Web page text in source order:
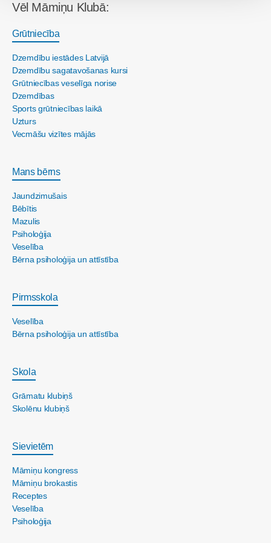
Vēl Māmiņu Klubā:
Grūtniecība
Dzemdību iestādes Latvijā
Dzemdību sagatavošanas kursi
Grūtniecības veselīga norise
Dzemdības
Sports grūtniecības laikā
Uzturs
Vecmāšu vizītes mājās
Mans bērns
Jaundzimušais
Bēbītis
Mazulis
Psiholoģija
Veselība
Bērna psiholoģija un attīstība
Pirmsskola
Veselība
Bērna psiholoģija un attīstība
Skola
Grāmatu klubiņš
Skolēnu klubiņš
Sievietēm
Māmiņu kongress
Māmiņu brokastis
Receptes
Veselība
Psiholoģija